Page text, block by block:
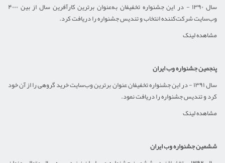
سال ۱۳۹۰ - در این جشنواره تخفیفان به‌عنوان برترین کارآفرین سال از بین ۴۰۰۰
وب‌سایت شرکت‌کننده انتخاب و تندیس جشنواره را دریافت کرد.
مشاهده لینک
پنجمین جشنواره وب ایران
سال ۱۳۹۱ - در این جشنواره تخفیفان عنوان برترین وب‌سایت خرید گروهی را از آن خود
کرد و تندیس جشنواره را دریافت نمود.
مشاهده لینک
ششمین جشنواره وب ایران